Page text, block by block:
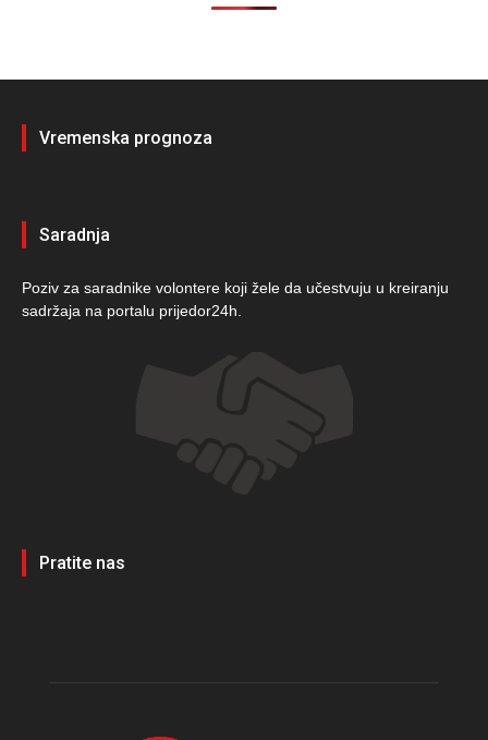
Vremenska prognoza
Saradnja
Poziv za saradnike volontere koji žele da učestvuju u kreiranju
sadržaja na portalu prijedor24h.
Pratite nas